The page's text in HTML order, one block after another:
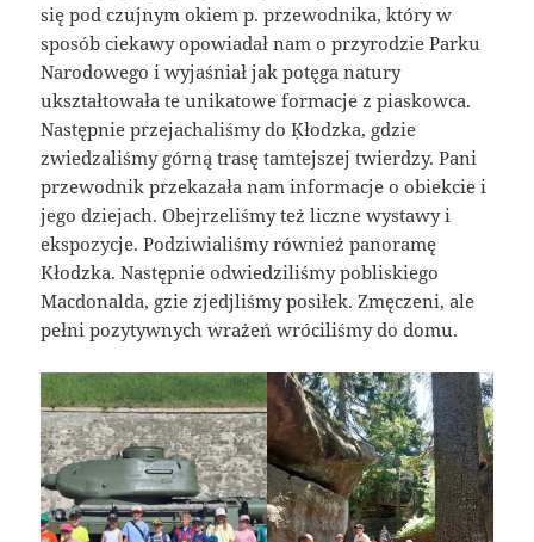
się pod czujnym okiem p. przewodnika, który w
sposób ciekawy opowiadał nam o przyrodzie Parku
Narodowego i wyjaśniał jak potęga natury
ukształtowała te unikatowe formacje z piaskowca.
Następnie przejachaliśmy do Ķłodzka, gdzie
zwiedzaliśmy górną trasę tamtejszej twierdzy. Pani
przewodnik przekazała nam informacje o obiekcie i
jego dziejach. Obejrzeliśmy też liczne wystawy i
ekspozycje. Podziwialiśmy również panoramę
Kłodzka. Następnie odwiedziliśmy pobliskiego
Macdonalda, gzie zjedjliśmy posiłek. Zmęczeni, ale
pełni pozytywnych wrażeń wróciliśmy do domu.